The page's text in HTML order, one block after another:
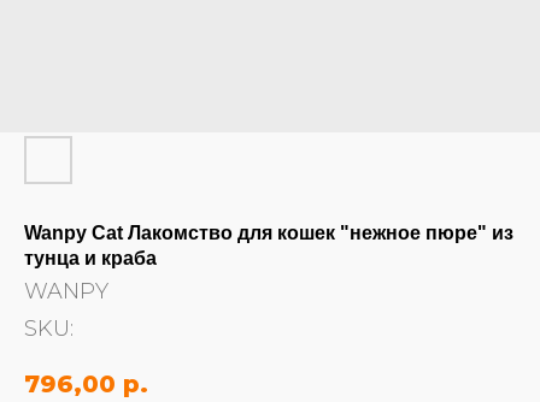
Wanpy Cat Лакомство для кошек "нежное пюре" из
тунца и краба
WANPY
SKU:
796,00 р.